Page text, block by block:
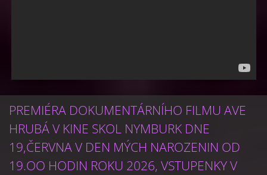
PREMIÉRA DOKUMENTÁRNÍHO FILMU AVE
HRUBÁ V KINE SKOL NYMBURK DNE
19,ČERVNA V DEN MÝCH NAROZENIN OD
19.OO HODIN ROKU 2026, VSTUPENKY V